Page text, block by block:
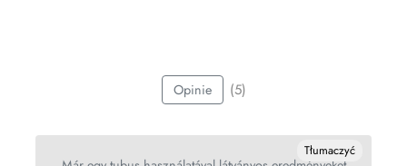
Opinie (5)
Tłumaczyć